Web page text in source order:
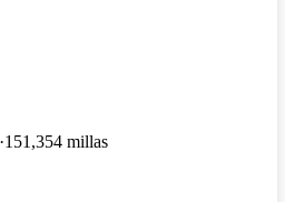
151,354 millas